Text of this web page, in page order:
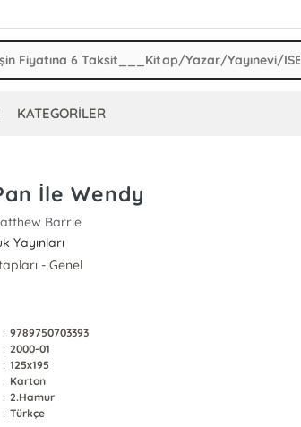
KATEGORİLER
İle Wendy
Barrie
Yayınları
- Genel
: 9789750703393
: 2000-01
: 125x195
: Karton
: 2.Hamur
: Türkçe